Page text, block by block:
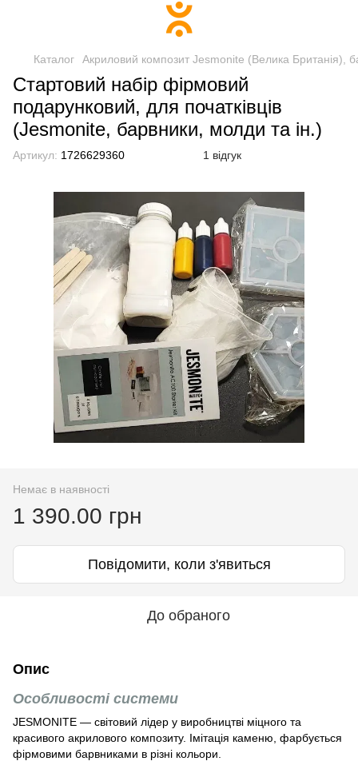
Каталог Акриловий композит Jesmonite (Велика Британія),
Стартовий набір фірмовий
подарунковий, для початківців
(Jesmonite, барвники, молди та ін.)
Артикул: 1726629360 1 відгук
Немає в наявності
1 390.00 грн
Повідомити, коли з'явиться
До обраного
Опис
Особливості системи
JESMONITE — світовий лідер у виробництві міцного та
красивого акрилового композиту. Імітація каменю, фарбується
фірмовими барвниками в різні кольори.